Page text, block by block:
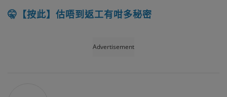
🤫【按此】估唔到返工有咁多秘密
Advertisement